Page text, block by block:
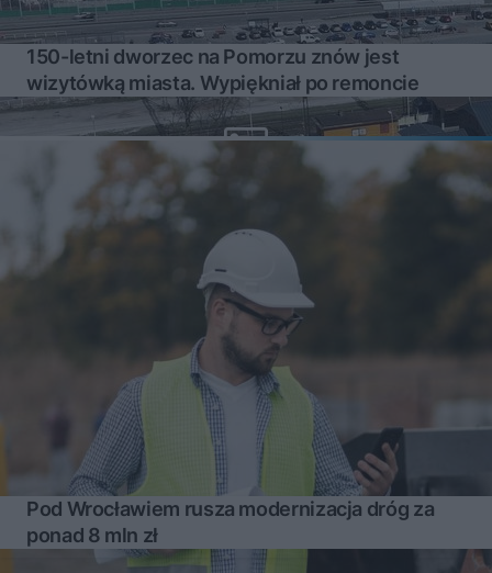
150-letni dworzec na Pomorzu znów jest
wizytówką miasta. Wypiękniał po remoncie
Pod Wrocławiem rusza modernizacja dróg za
ponad 8 mln zł